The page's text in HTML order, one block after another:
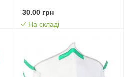
30.00 грн
На складі